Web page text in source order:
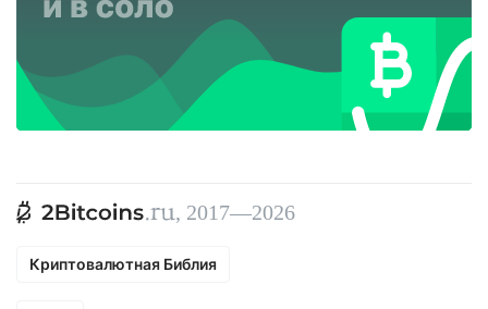
, 2017—2026
Криптовалютная Библия